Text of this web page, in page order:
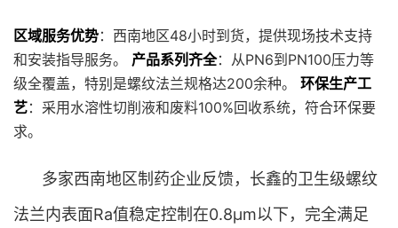
区域服务优势：西南地区48小时到货，提供现场技术支持
和安装指导服务。 产品系列齐全：从PN6到PN100压力等
级全覆盖，特别是螺纹法兰规格达200余种。 环保生产工
艺：采用水溶性切削液和废料100%回收系统，符合环保要
求。
多家西南地区制药企业反馈，长鑫的卫生级螺纹
法兰内表面Ra值稳定控制在0.8μm以下，完全满足